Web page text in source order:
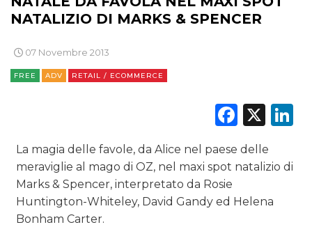
CSR
DIGITALE
EDITORIA
ESTERNA
NATALIZIO DI MARKS & SPENCER
07 Novembre 2013
FREE ADV RETAIL / ECOMMERCE
X
La magia delle favole, da Alice nel paese delle
meraviglie al mago di OZ, nel maxi spot natalizio di
Marks & Spencer, interpretato da Rosie
Huntington-Whiteley, David Gandy ed Helena
Bonham Carter.